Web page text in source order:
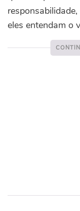
eles entendam o